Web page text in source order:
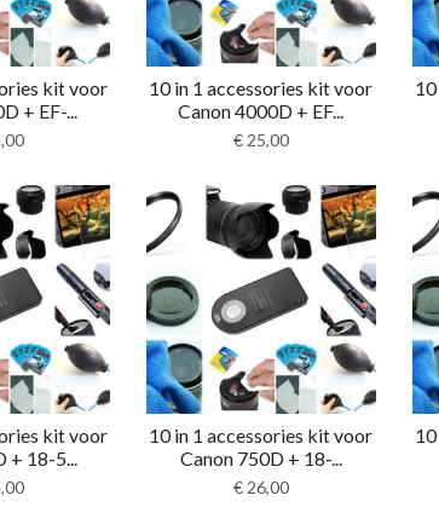
kit voor
+ EF-...
10 in 1 accessories kit voor
Canon 4000D + EF...
€25,00
kit voor
+ 18-5...
10 in 1 accessories kit voor
Canon 750D + 18-...
€26,00